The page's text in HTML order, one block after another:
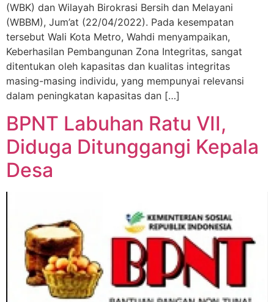
(WBK) dan Wilayah Birokrasi Bersih dan Melayani
(WBBM), Jum’at (22/04/2022). Pada kesempatan
tersebut Wali Kota Metro, Wahdi menyampaikan,
Keberhasilan Pembangunan Zona Integritas, sangat
ditentukan oleh kapasitas dan kualitas integritas
masing-masing individu, yang mempunyai relevansi
dalam peningkatan kapasitas dan […]
BPNT Labuhan Ratu VII,
Diduga Ditunggangi Kepala
Desa